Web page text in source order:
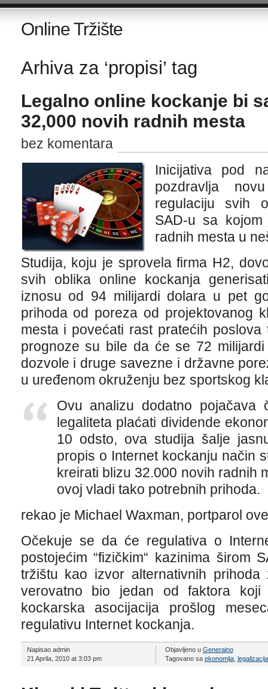
Online Tržište
Arhiva za ‘propisi’ tag
Legalno online kockanje bi
32,000 novih radnih mesta
bez komentara
Inicijativa pod
pozdravlja
regulaciju svih
SAD-u sa
radnih mesta u
Studija, koju je sprovela firma H2,
svih oblika online kockanja
iznosu od 94 milijardi dolara u pet
prihoda od poreza od projektovanog
mesta i povećati rast pratećih
prognoze su bile da će se 72
dozvole i druge savezne i državne
u uređenom okruženju bez sportskog
Ovu analizu dodatno pojačava
legaliteta plaćati dividende
10 odsto, ova studija šalje
propis o Internet kockanju način
kreirati blizu 32.000 novih radnih
ovoj vladi tako potrebnih prihoda.
rekao je Michael Waxman, portparol
Očekuje se da će regulativa o
postojećim “fizičkim“ kazinima širom
tržištu kao izvor alternativnih
verovatno bio jedan od faktora
kockarska asocijacija prošlog
regulativu Internet kockanja.
Napisao admin
21 Aprila, 2010 at 3:03 pm
Objavljeno u Generalno
Tagovano sa ekonomija, legalizacija